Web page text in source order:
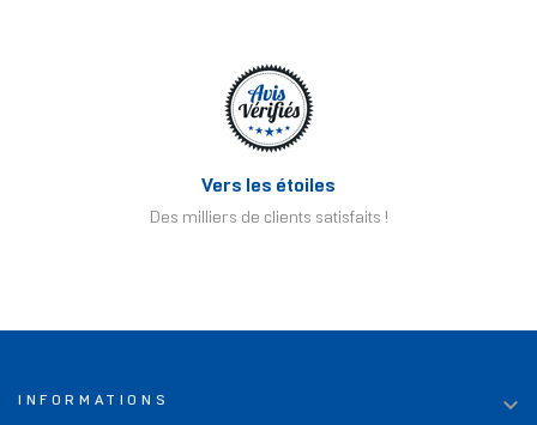
Vers les étoiles
Des milliers de clients satisfaits !
INFORMATIONS 